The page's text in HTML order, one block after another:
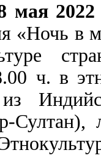
мая
«Ночь в
ч. в
Султан),